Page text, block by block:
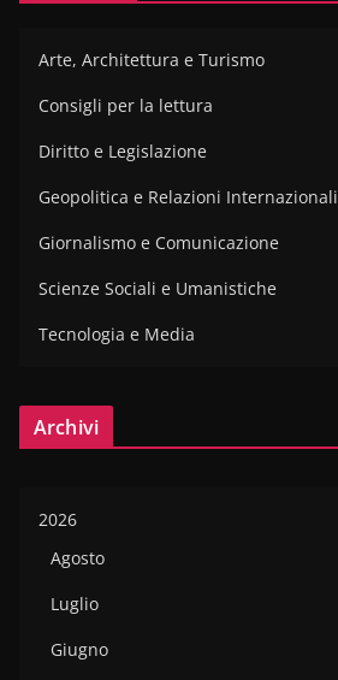
Arte, Architettura e Turismo
Consigli per la lettura
Diritto e Legislazione
Geopolitica e Relazioni Internazionali
Giornalismo e Comunicazione
Scienze Sociali e Umanistiche
Tecnologia e Media
Archivi
2026
Agosto
Luglio
Giugno